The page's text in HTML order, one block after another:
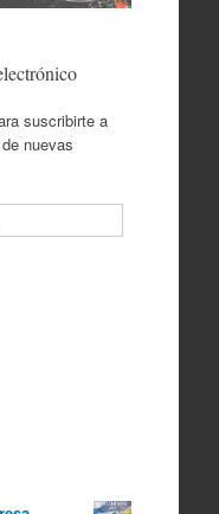
suscribirte a
nuevas